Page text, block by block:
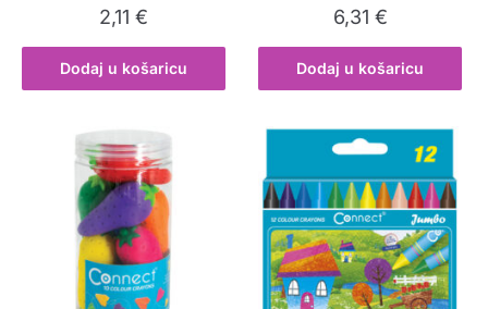
2,11€
Dodaj u košaricu
6,31 €
Dodaj u košaricu